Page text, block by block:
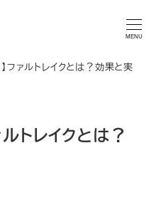
MENU
特別限定価格 3,300円 → ご
ファルトレイクとは？効果と実
トレイクとは？